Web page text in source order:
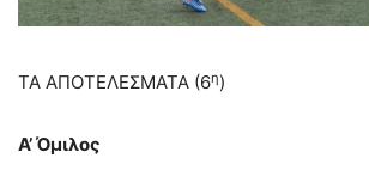
ΤΑ ΑΠΟΤΕΛΕΣΜΑΤΑ (6η)
Α’ Όμιλος